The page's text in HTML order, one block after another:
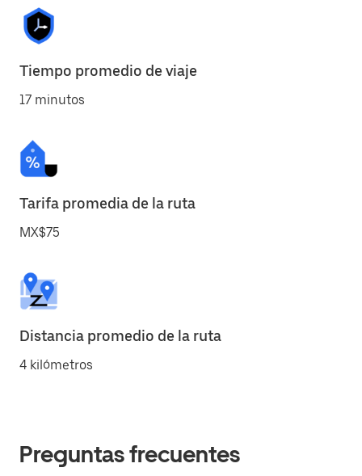
Tiempo promedio de viaje
17 minutos
Tarifa promedia de la ruta
MX$75
Distancia promedio de la ruta
4 kilómetros
Preguntas frecuentes